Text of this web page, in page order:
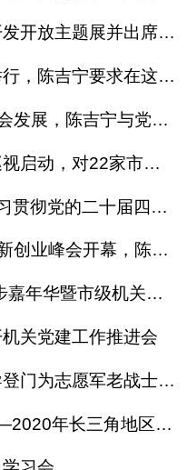
陈吉宁龚正等参观浦东开发开放主题展并出席座谈会
上海市委人大工作会议举行，陈吉宁要求在这些方面更加奋发有为
锚定“十五五”上海经济社会发展，陈吉宁与党外人士专题协商座谈
十二届上海市委第七轮巡视启动，对22家市管单位开展常规巡视
上海市第1期领导干部学习贯彻党的二十届四中全会精神专题研讨班开班，陈吉宁作专题报告
第五届“海聚英才”全球创新创业峰会开幕，陈吉宁出席并启动新一届大赛
永远跟党走·上海城市徒步嘉年华暨市级机关运动会开幕
关党建工作推进会
市市级机关工作党委领导登门为志愿军老战士佩戴纪念章
育新机 开新局 谱新篇——2020年长三角地区机关党建工作研讨会在南京召开